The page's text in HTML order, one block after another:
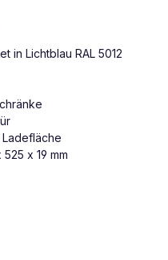
in Lichtblau RAL 5012
x 19 mm